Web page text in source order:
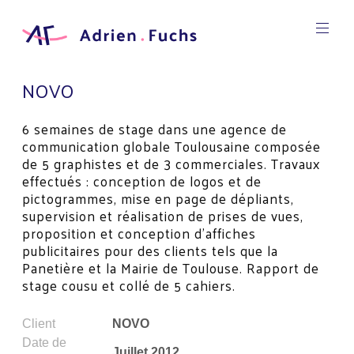
au
contenu
Adrien
Fuchs
NOVO
6 semaines de stage dans une agence de
communication globale Toulousaine composée
de 5 graphistes et de 3 commerciales. Travaux
effectués : conception de logos et de
pictogrammes, mise en page de dépliants,
supervision et réalisation de prises de vues,
proposition et conception d’affiches
publicitaires pour des clients tels que la
Panetière et la Mairie de Toulouse. Rapport de
stage cousu et collé de 5 cahiers.
Client
NOVO
Date de